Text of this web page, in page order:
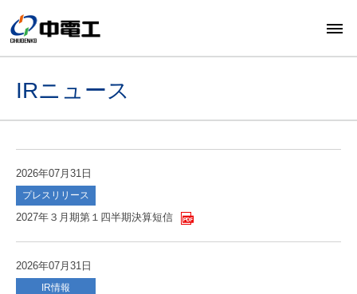
IRニュース
2026年07月31日
プレスリリース
2027年３月期第１四半期決算短信
2026年07月31日
IR情報